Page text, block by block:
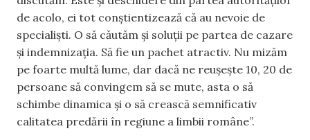
de acolo, ei tot conștientizează că au nevoie de
specialiști. O să căutăm și soluții pe partea de cazare
și indemnizația. Să fie un pachet atractiv. Nu mizăm
pe foarte multă lume, dar dacă ne reușește 10, 20 de
persoane să convingem să se mute, asta o să
schimbe dinamica și o să crească semnificativ
calitatea predării în regiune a limbii române”.